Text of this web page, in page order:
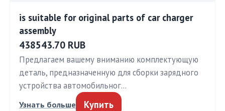
is suitable for original parts of car charger
assembly
438543.70 RUB
Предлагаем вашему вниманию комплектующую
деталь, предназначенную для сборки зарядного
устройства автомобильног…
Узнать больше Купить